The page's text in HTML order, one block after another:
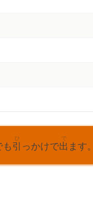
も引
ひ
っかけで出
で
ます。